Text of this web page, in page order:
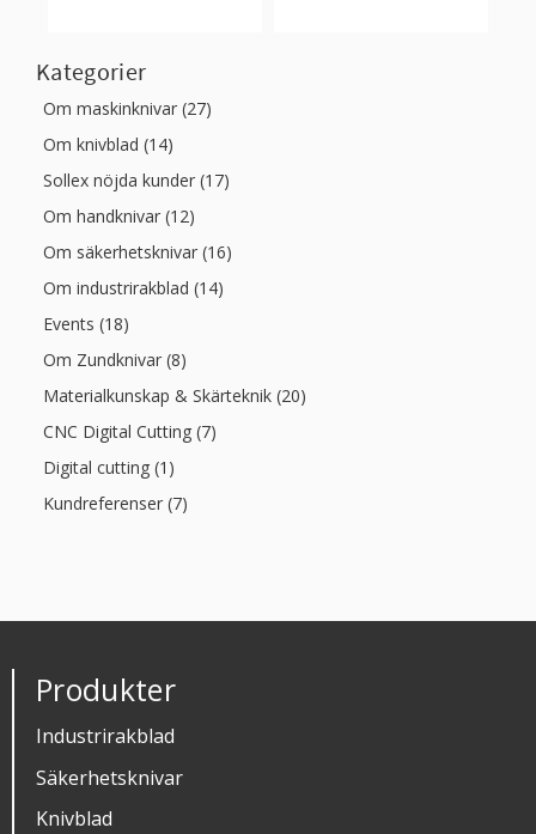
Kategorier
Om maskinknivar (27)
Om knivblad (14)
Sollex nöjda kunder (17)
Om handknivar (12)
Om säkerhetsknivar (16)
Om industrirakblad (14)
Events (18)
Om Zundknivar (8)
Materialkunskap & Skärteknik (20)
CNC Digital Cutting (7)
Digital cutting (1)
Kundreferenser (7)
Produkter
Industrirakblad
Säkerhetsknivar
Knivblad